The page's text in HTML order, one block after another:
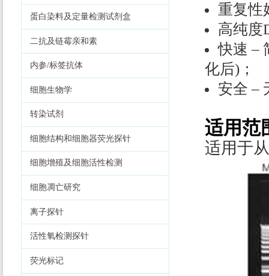
蛋白染料及定量检测试剂盒
二抗及链霉亲和素
内参/标签抗体
细胞生物学
转染试剂
细胞结构和细胞器荧光探针
细胞增殖及细胞活性检测
细胞凋亡研究
离子探针
活性氧检测探针
荧光标记
重复性
高纯度
快速 –
化后)；
安全 –
适用范
适用于